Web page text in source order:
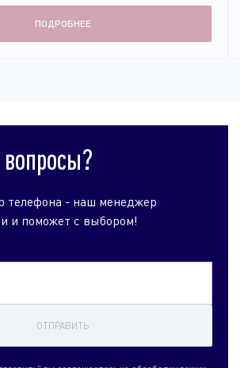
ПОДРОБНЕЕ
телефона - наш менеджер
и поможет с выбором!
ОТПРАВИТЬ